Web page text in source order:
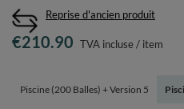
Reprise d'ancien produit
Piscine (200 Balles) + Version 5
€210.90 TVA incluse/ item